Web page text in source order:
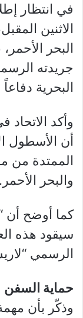
في انتظار
الاثنين
البحر
جريدته
البحرية
وأكد الاتحاد
أن الأسطول
الممتدة من
والبحر الأحمر.
كما أوضح أن
سيقود هذه
الرسمي
حماية السفن
وذكّر بأن